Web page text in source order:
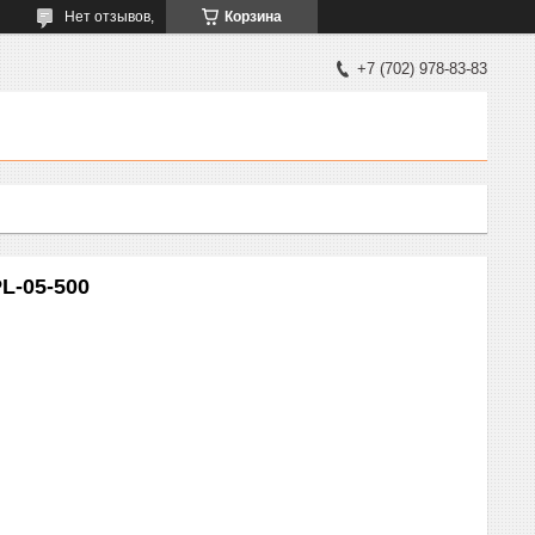
Корзина
Нет отзывов,
+7 (702) 978-83-83
05-500